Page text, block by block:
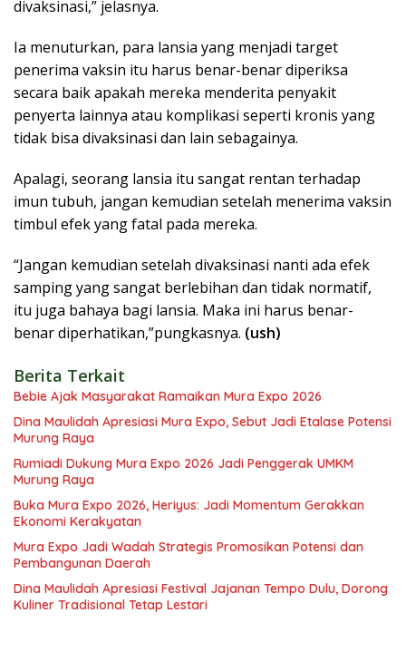
divaksinasi,” jelasnya.
Ia menuturkan, para lansia yang menjadi target
penerima vaksin itu harus benar-benar diperiksa
secara baik apakah mereka menderita penyakit
penyerta lainnya atau komplikasi seperti kronis yang
tidak bisa divaksinasi dan lain sebagainya.
Apalagi, seorang lansia itu sangat rentan terhadap
imun tubuh, jangan kemudian setelah menerima vaksin
timbul efek yang fatal pada mereka.
“Jangan kemudian setelah divaksinasi nanti ada efek
samping yang sangat berlebihan dan tidak normatif,
itu juga bahaya bagi lansia. Maka ini harus benar-
benar diperhatikan,”pungkasnya. (ush)
Berita Terkait
Bebie Ajak Masyarakat Ramaikan Mura Expo 2026
Dina Maulidah Apresiasi Mura Expo, Sebut Jadi Etalase Potensi
Murung Raya
Rumiadi Dukung Mura Expo 2026 Jadi Penggerak UMKM
Murung Raya
Buka Mura Expo 2026, Heriyus: Jadi Momentum Gerakkan
Ekonomi Kerakyatan
Mura Expo Jadi Wadah Strategis Promosikan Potensi dan
Pembangunan Daerah
Dina Maulidah Apresiasi Festival Jajanan Tempo Dulu, Dorong
Kuliner Tradisional Tetap Lestari